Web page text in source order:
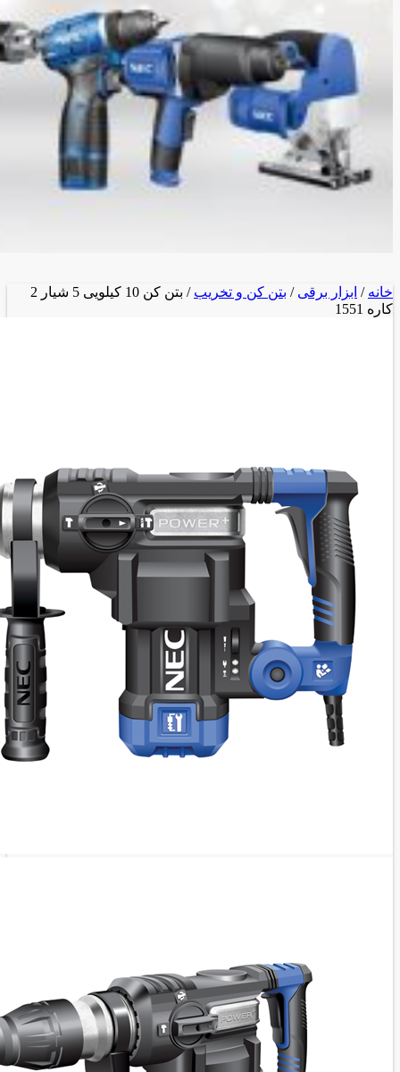
خانه / ابزار برقی / بتن کن و تخریب
/ بتن کن 10 کیلویی 5 شیار 2
کاره 1551